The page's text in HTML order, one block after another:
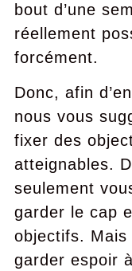
bout d’une
réellement
forcément.
Donc, afin
nous vous
fixer des
atteignables.
seulement
garder le cap
objectifs. Mais
garder espoir